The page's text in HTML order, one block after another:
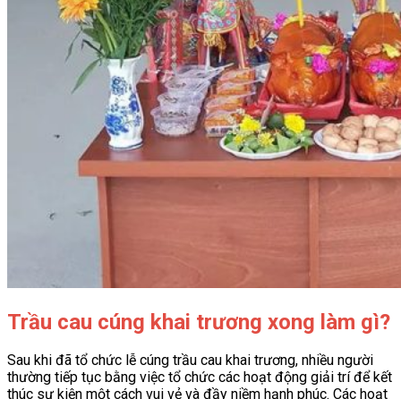
Trầu cau cúng khai trương xong làm gì?
Sau khi đã tổ chức lễ cúng trầu cau khai trương, nhiều người
thường tiếp tục bằng việc tổ chức các hoạt động giải trí để kết
thúc sự kiện một cách vui vẻ và đầy niềm hạnh phúc. Các hoạt